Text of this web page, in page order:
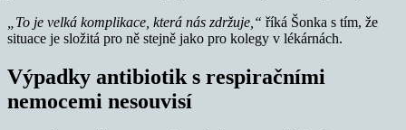
„To je velká komplikace, která nás zdržuje,“ říká Šonka s tím, že
situace je složitá pro ně stejně jako pro kolegy v lékárnách.
Výpadky antibiotik s respiračními
nemocemi nesouvisí